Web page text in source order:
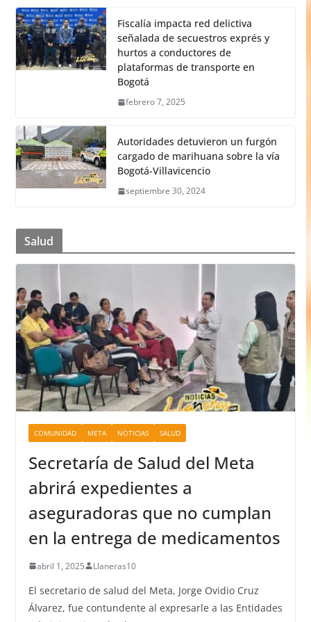
Fiscalía impacta red delictiva
señalada de secuestros exprés y
hurtos a conductores de
plataformas de transporte en
Bogotá
febrero 7, 2025
Autoridades detuvieron un furgón
cargado de marihuana sobre la vía
Bogotá-Villavicencio
septiembre 30, 2024
Salud
COMUNIDAD META NOTICIAS SALUD
Secretaría de Salud del Meta
abrirá expedientes a
aseguradoras que no cumplan
en la entrega de medicamentos
abril 1, 2025 Llaneras10
El secretario de salud del Meta, Jorge Ovidio Cruz
Álvarez, fue contundente al expresarle a las Entidades